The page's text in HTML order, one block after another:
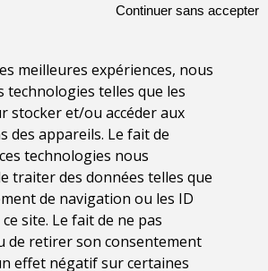
meilleures expériences, nous
technologies telles que les
stocker et/ou accéder aux
des appareils. Le fait de
technologies nous
traiter des données telles que
de navigation ou les ID
site. Le fait de ne pas
de retirer son consentement
effet négatif sur certaines
Continuer sans accepter
tickets à gratter.
:
Méricourt, site des
dans les Méandres
Somme porté par le
d’espaces naturels des
restauration écologique
l’irrigation des 86
tourbières en optimisant